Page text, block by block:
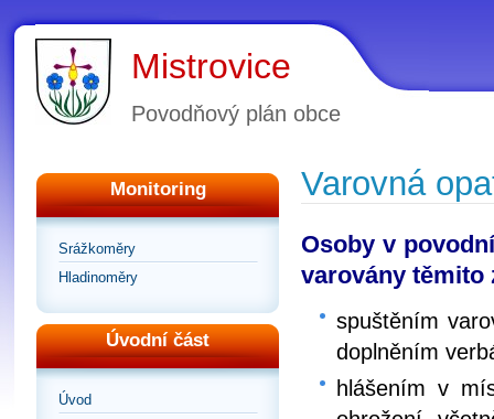
Mistrovice
Povodňový plán obce
Monitoring
Srážkoměry
Hladinoměry
Úvodní část
Úvod
Varovná
Osoby v
varovány těmito
spuštěním
doplněním
hlášením v